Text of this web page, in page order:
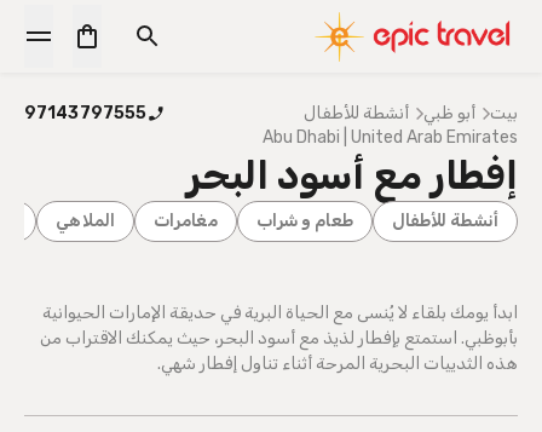
بيت أبو ظبي أنشطة للأطفال
97143797555
Abu Dhabi | United Arab Emirates
إفطار مع أسود البحر
أنشطة للأطفال طعام و شراب مغامرات الملاهي
ابدأ يومك بلقاء لا يُنسى مع الحياة البرية في حديقة الإمارات الحيوانية
بأبوظبي. استمتع بإفطار لذيذ مع أسود البحر، حيث يمكنك الاقتراب من
هذه الثدييات البحرية المرحة أثناء تناول إفطار شهي.